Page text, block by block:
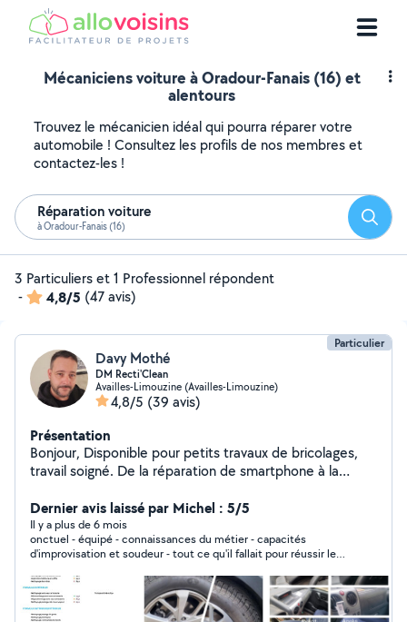
Mécaniciens voiture à Oradour-Fanais (16) et
alentours
Trouvez le mécanicien idéal qui pourra réparer votre
automobile ! Consultez les profils de nos membres et
contactez-les !
Réparation voiture
à Oradour-Fanais (16)
3 Particuliers et 1 Professionnel répondent
-
4,8/5 (47 avis)
Particulier
Davy Mothé
DM Recti'Clean
Availles-Limouzine (Availles-Limouzine)
4,8/5 (39 avis)
Présentation
Bonjour, Disponible pour petits travaux de bricolages,
travail soigné. De la réparation de smartphone à la
autodidactes et peux accomplir de nombreuses tâches.
Je possède le matériel et les compétences alors
n'attendez plus appelez moi DM Recti'Clean. Personnes
non sérieuses s'abstenir, utilisez svp le numéro
uniquement pour les appels de prestations. Je bloque
automatiquement les WhatsApp.
Dernier avis laissé par Michel : 5/5
Il y a plus de 6 mois
onctuel - équipé - connaissances du métier - capacités
d'improvisation et soudeur - tout ce qu'il fallait pour réussir le